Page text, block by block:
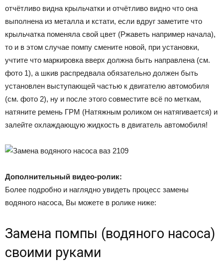
отчётливо видна крыльчатки и отчётливо видно что она
выполнена из металла и кстати, если вдруг заметите что
крыльчатка поменяла свой цвет (Ржаветь например начала),
то и в этом случае помпу смените новой, при установки,
учтите что маркировка вверх должна быть направлена (см.
фото 1), а шкив распредвала обязательно должен быть
установлен выступающей частью к двигателю автомобиля
(см. фото 2), ну и после этого совместите всё по меткам,
натяните ремень ГРМ (Натяжным роликом он натягивается) и
залейте охлаждающую жидкость в двигатель автомобиля!
Дополнительный видео-ролик:
Более подробно и наглядно увидеть процесс замены
водяного насоса, Вы можете в ролике ниже:
Замена помпы (водяного насоса)
своими руками